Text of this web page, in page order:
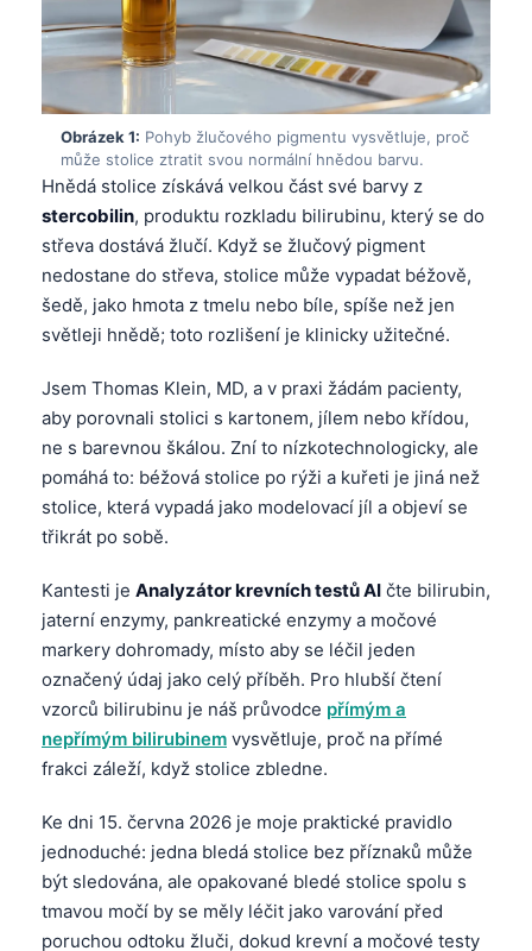
Obrázek 1: Pohyb žlučového pigmentu vysvětluje, proč
může stolice ztratit svou normální hnědou barvu.
Hnědá stolice získává velkou část své barvy z
stercobilin, produktu rozkladu bilirubinu, který se do
střeva dostává žlučí. Když se žlučový pigment
nedostane do střeva, stolice může vypadat béžově,
šedě, jako hmota z tmelu nebo bíle, spíše než jen
světleji hnědě; toto rozlišení je klinicky užitečné.
Jsem Thomas Klein, MD, a v praxi žádám pacienty,
aby porovnali stolici s kartonem, jílem nebo křídou,
ne s barevnou škálou. Zní to nízkotechnologicky, ale
pomáhá to: béžová stolice po rýži a kuřeti je jiná než
stolice, která vypadá jako modelovací jíl a objeví se
třikrát po sobě.
Kantesti je Analyzátor krevních testů AI čte bilirubin,
jaterní enzymy, pankreatické enzymy a močové
markery dohromady, místo aby se léčil jeden
označený údaj jako celý příběh. Pro hlubší čtení
vzorců bilirubinu je náš průvodce přímým a
nepřímým bilirubinem vysvětluje, proč na přímé
frakci záleží, když stolice zbledne.
Ke dni 15. června 2026 je moje praktické pravidlo
jednoduché: jedna bledá stolice bez příznaků může
být sledována, ale opakované bledé stolice spolu s
tmavou močí by se měly léčit jako varování před
poruchou odtoku žluči, dokud krevní a močové testy